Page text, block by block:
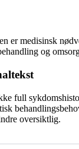
er medisinsk
og
full
oversiktlig.